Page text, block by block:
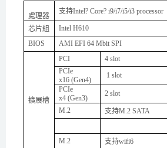
處理器
支持Intel? Core? i9/i7/i5/i3 processor
芯片組
Intel H610
BIOS
AMI EFI 64 Mbit SPI
擴展槽
PCI 4 slot
PCIe
x16 (Gen4)
1 slot
PCIe
x4 (Gen3)
2 slot
M.2 支持M.2 SATA
M.2 支持wifi6